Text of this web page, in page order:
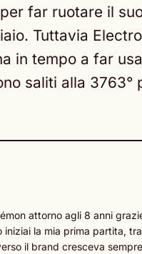
far ruotare il
Tuttavia
in tempo a far
saliti alla 3763°
attorno agli 8 anni
iniziai la mia prima partita, tra
il brand cresceva